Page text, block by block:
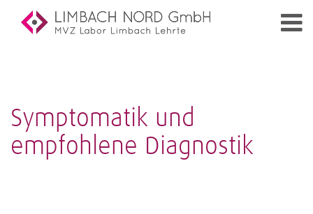
Symptomatik und
empfohlene Diagnostik